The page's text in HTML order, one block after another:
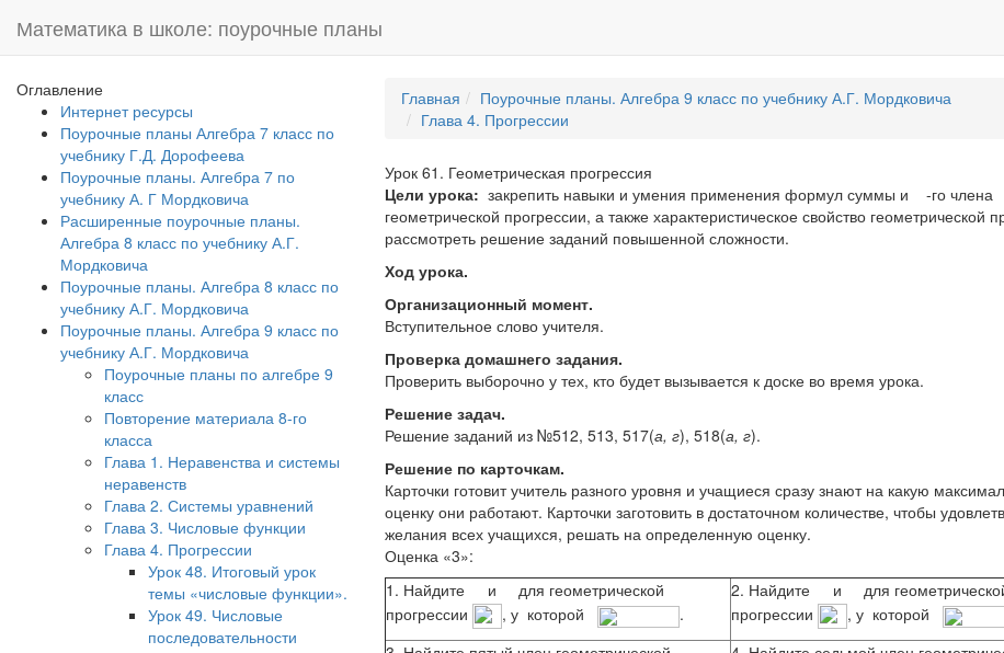
Математика в школе: поурочные планы
Оглавление
Интернет ресурсы
Поурочные планы Алгебра 7 класс по
учебнику Г.Д. Дорофеева
Поурочные планы. Алгебра 7 по
учебнику А. Г Мордковича
Расширенные поурочные планы.
Алгебра 8 класс по учебнику А.Г.
Мордковича
Поурочные планы. Алгебра 8 класс по
учебнику А.Г. Мордковича
Поурочные планы. Алгебра 9 класс по
учебнику А.Г. Мордковича
Поурочные планы по алгебре 9
класс
Повторение материала 8-го
класса
Глава 1. Неравенства и системы
неравенств
Глава 2. Системы уравнений
Глава 3. Числовые функции
Глава 4. Прогрессии
Урок 48. Итоговый урок
темы «числовые функции».
Урок 49. Числовые
последовательности
Главная
Поурочные планы. Алгебра 9 класс по учебнику А.Г. Мордковича
Глава 4. Прогрессии
Урок 61. Геометрическая прогрессия
Цели урока: закрепить навыки и умения применения формул суммы и
-го члена
геометрической прогрессии, а также характеристическое свойство геометрической
рассмотреть решение заданий повышенной сложности.
Ход урока.
Организационный момент.
Вступительное слово учителя.
Проверка домашнего задания.
Проверить выборочно у тех, кто будет вызывается к доске во время урока.
Решение задач.
Решение заданий из №512, 513, 517(а, г), 518(а, г).
Решение по карточкам.
Карточки готовит учитель разного уровня и учащиеся сразу знают на какую
оценку они работают. Карточки заготовить в достаточном количестве, чтобы
желания всех учащихся, решать на определенную оценку.
Оценка «3»:
1. Найдите
и
для геометрической
прогрессии
, у которой .
2. Найдите и
для
прогрессии
, у которой